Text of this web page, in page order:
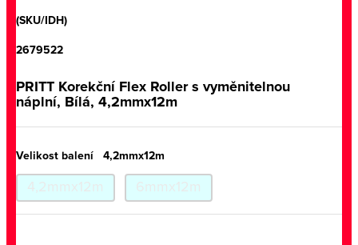
(SKU/IDH)
2679522
PRITT Korekční Flex Roller s vyměnitelnou
náplní, Bílá, 4,2mmx12m
Velikost balení 4,2mmx12m